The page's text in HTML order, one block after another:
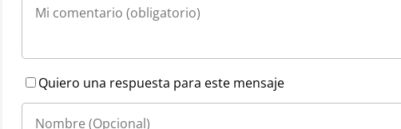
Quiero una respuesta para este mensaje